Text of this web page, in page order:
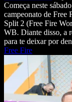
Começa neste
campeonato de
Split 2 (Free Fire
WB. Diante disso, a
para te deixar por
Free Fire